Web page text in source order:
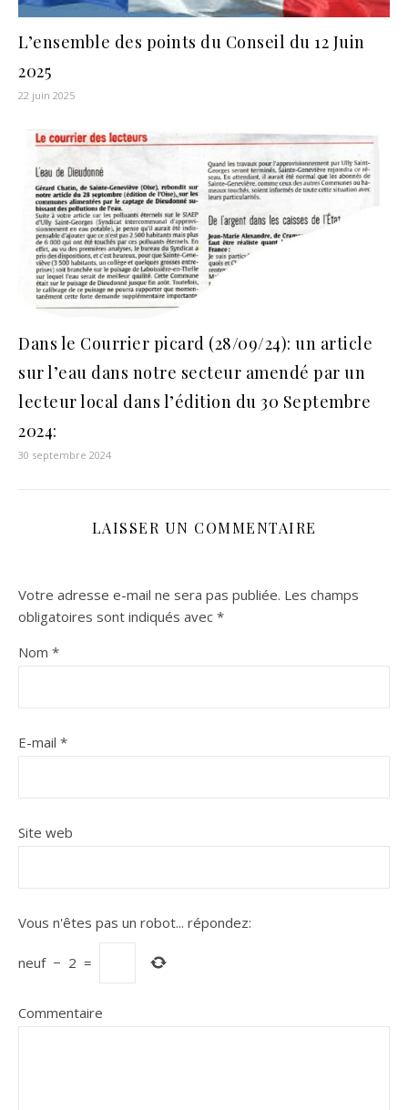
L’ensemble des points du Conseil du 12 Juin
2025
22 juin 2025
Dans le Courrier picard (28/09/24): un article
sur l’eau dans notre secteur amendé par un
lecteur local dans l’édition du 30 Septembre
2024:
30 septembre 2024
LAISSER UN COMMENTAIRE
Votre adresse e-mail ne sera pas publiée. Les champs
obligatoires sont indiqués avec *
Nom *
E-mail *
Site web
Vous n'êtes pas un robot... répondez:
neuf − 2 =
Commentaire